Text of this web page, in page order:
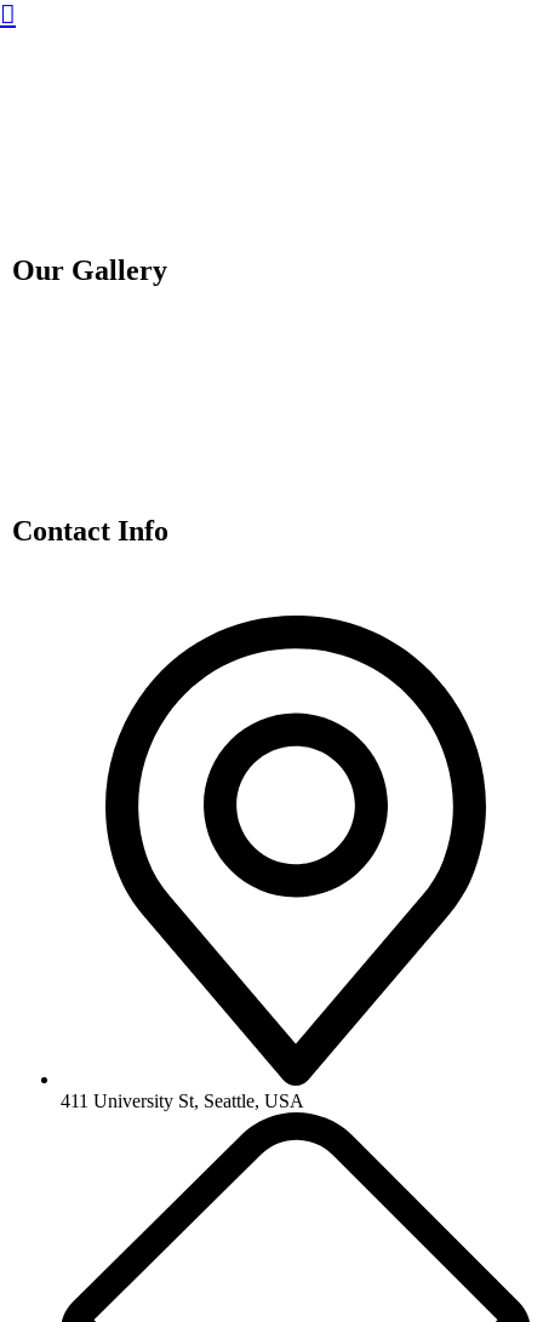
Our Gallery
Contact Info
411 University St, Seattle, USA